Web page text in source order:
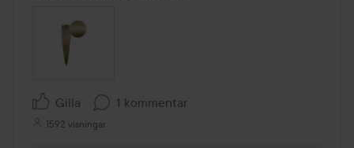
Gilla 1 kommentar
1592 visningar